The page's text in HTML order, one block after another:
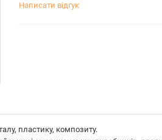
Написати відгук
пластику, композиту.